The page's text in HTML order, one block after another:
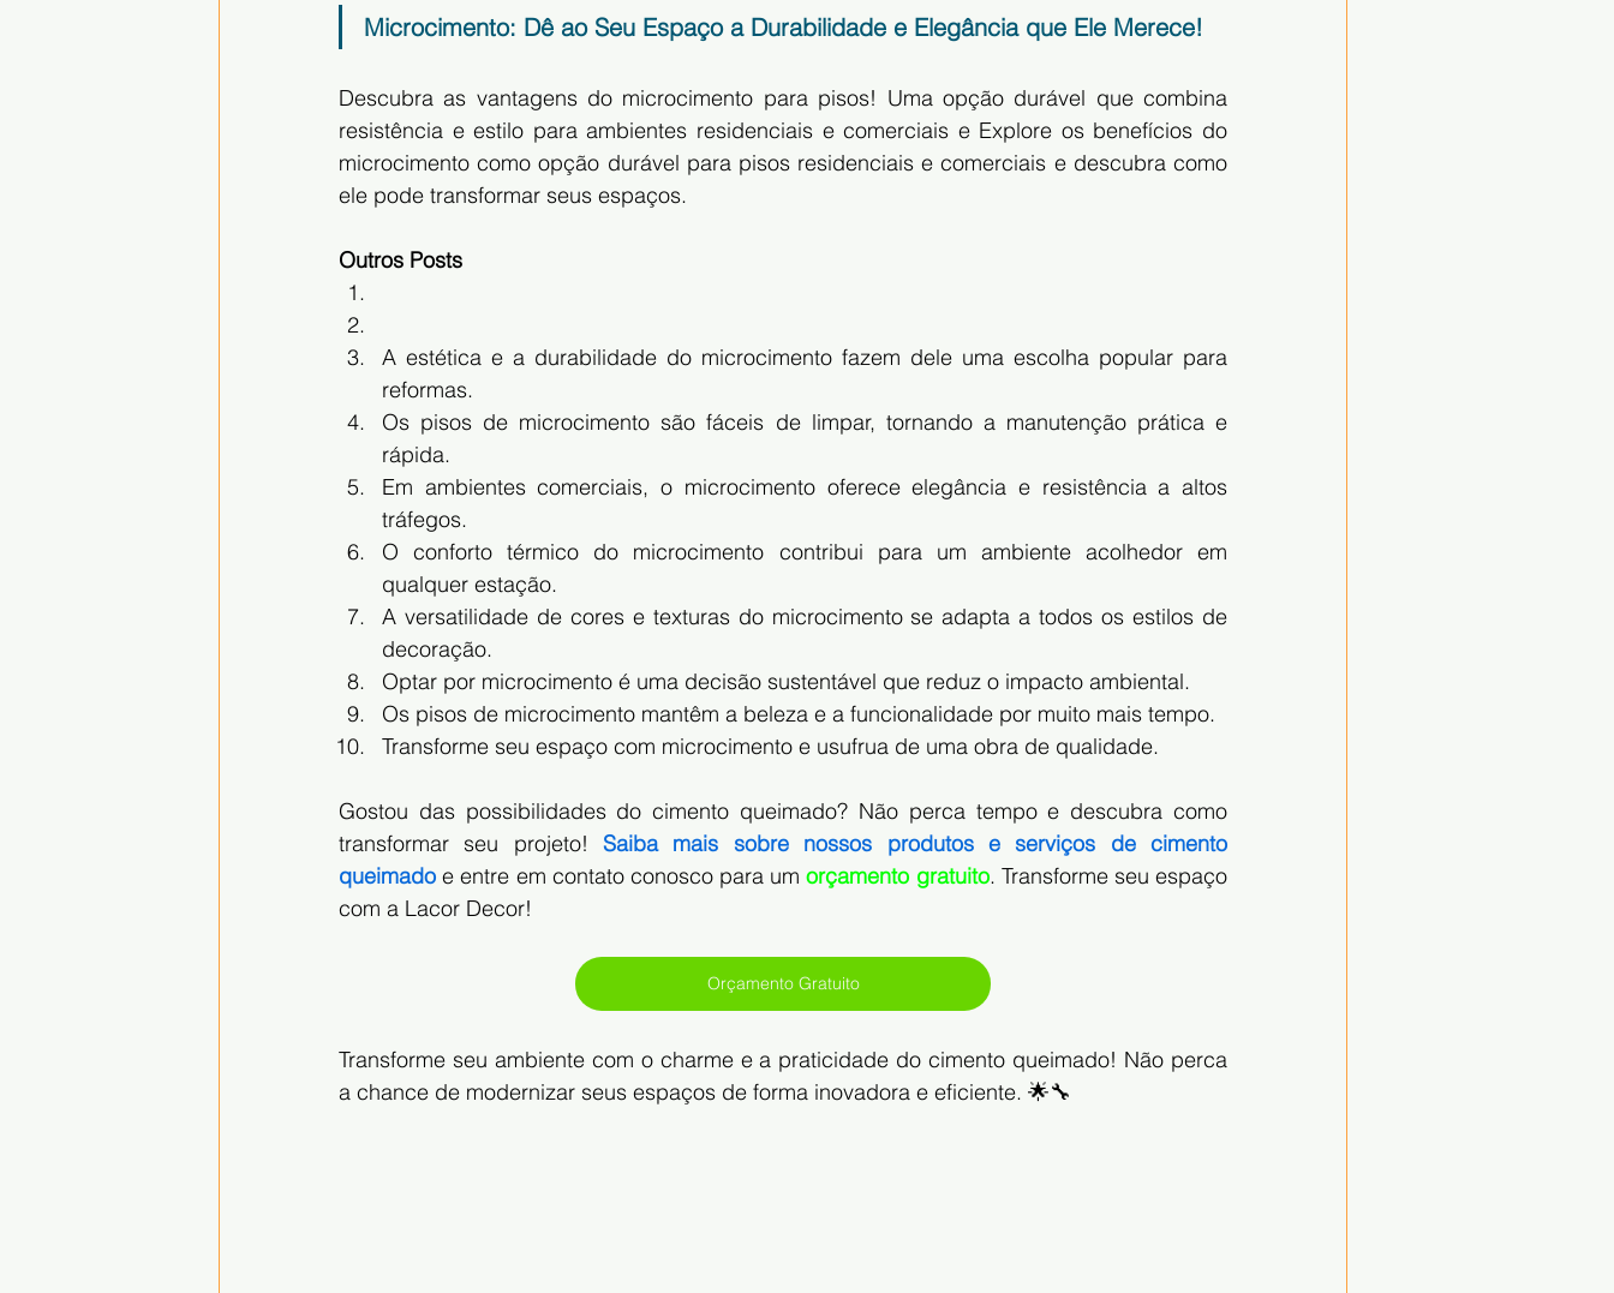
Microcimento: Dê ao Seu Espaço a Durabilidade e Elegância que Ele Merece!
Descubra as vantagens do microcimento para pisos! Uma opção durável que combina
resistência e estilo para ambientes residenciais e comerciais e Explore os benefícios do
microcimento como opção durável para pisos residenciais e comerciais e descubra como
ele pode transformar seus espaços.
Outros Posts
A estética e a durabilidade do microcimento fazem dele uma escolha popular para
reformas.
Os pisos de microcimento são fáceis de limpar, tornando a manutenção prática e
rápida.
Em ambientes comerciais, o microcimento oferece elegância e resistência a altos
tráfegos.
O conforto térmico do microcimento contribui para um ambiente acolhedor em
qualquer estação.
A versatilidade de cores e texturas do microcimento se adapta a todos os estilos de
decoração.
Optar por microcimento é uma decisão sustentável que reduz o impacto ambiental.
Os pisos de microcimento mantêm a beleza e a funcionalidade por muito mais tempo.
Transforme seu espaço com microcimento e usufrua de uma obra de qualidade.
Gostou das possibilidades do cimento queimado? Não perca tempo e descubra como
transformar seu projeto! Saiba mais sobre nossos produtos e serviços de cimento
queimado e entre em contato conosco para um orçamento gratuito. Transforme seu espaço
com a Lacor Decor!
Orçamento Gratuito
Transforme seu ambiente com o charme e a praticidade do cimento queimado! Não perca
a chance de modernizar seus espaços de forma inovadora e eficiente. 🌟🔧